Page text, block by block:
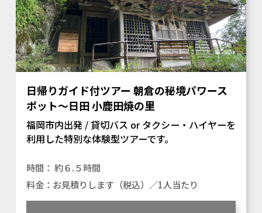
日帰りガイド付ツアー 朝倉の秘境パワース
ポット～日田 小鹿田焼の里
福岡市内出発 / 貸切バス or タクシー・ハイヤーを
利用した特別な体験型ツアーです。
約６.５時間
お見積りします（税込）／1人当たり